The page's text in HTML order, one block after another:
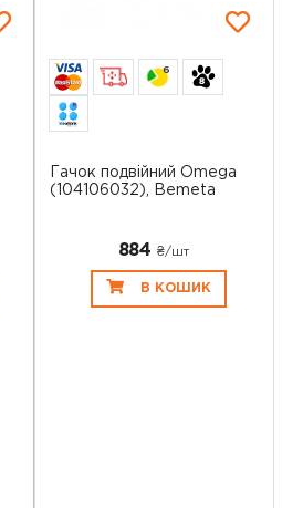
6
Гачок подвійний Omega
(104106032), Bemeta
884 ₴/шт
В КОШИК